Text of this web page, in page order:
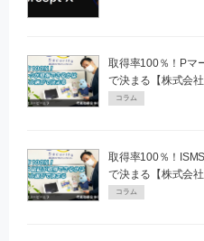
取得率100％！Pマ
で決まる【株式会社
コラム
取得率100％！
で決まる【株式会社
コラム